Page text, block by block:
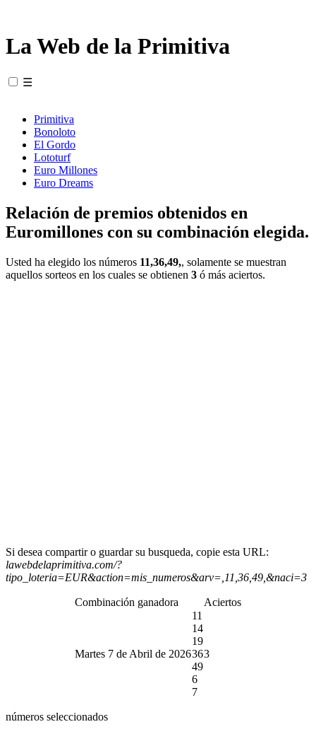
La Web de la Primitiva
☰
Primitiva
Bonoloto
El Gordo
Lototurf
Euro Millones
Euro Dreams
Relación de premios obtenidos en
Euromillones con su combinación elegida.
Usted ha elegido los números 11,36,49,, solamente se muestran
aquellos sorteos en los cuales se obtienen 3 ó más aciertos.
Si desea compartir o guardar su busqueda, copie esta URL:
lawebdelaprimitiva.com/?
tipo_loteria=EUR&action=mis_numeros&arv=,11,36,49,&naci=3
Combinación ganadora Aciertos
Martes 7 de Abril de 2026
11
14
19
36
49
6
7
3
números seleccionados